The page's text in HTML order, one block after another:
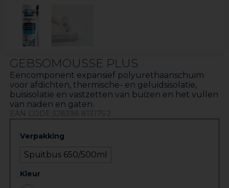
GEBSOMOUSSE PLUS
Eencomponent expansief polyurethaanschuim
voor afdichten, thermische- en geluidsisolatie,
buisisolatie en vastzetten van buizen en het vullen
van naden en gaten.
EAN CODE:328398 813175 2
Verpakking
Spuitbus 650/500ml
Kleur